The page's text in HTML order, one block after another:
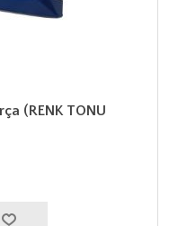
(RENK TONU